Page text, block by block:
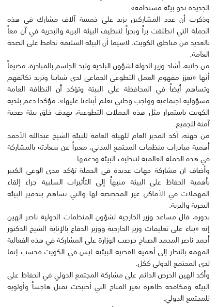
الجديدة نحو بيئة مستدامة».
وذكرت أن عدد المشاركين يزيد على خمسة آلاف مشارك في هذه
الحملة التي انطلقت براً وبحراً لتنظيف البيئة البرية والبحرية في آن معاً
بالعديد من مناطق الكويت، لاسيما أن البيئة السليمة تحافظ على الصحة
العامة.
من جانبه، أشاد وزير الدولة لشؤون البلدية وليد الجاسم بالمبادرة، مضيفاً
أنها «تعزز مفهوم العمل التطوعي الجماعي لدى شبابنا وتزيد تكاتفهم
وتساهم أيضاً في المحافظة على البيئة وتؤكد أن النظافة العامة
مسؤولية اجتماعية وواجب وطني نعلم أبناءنا عليها»، مؤكدا دعم بلدية
الكويت باستمرار مثل هذه الحملات التطوعية، بهدف خلق بيئة صحية
آمنة للجميع.
من جهته، أكد المدير العام للهيئة العامة للبيئة الشيخ عبدالله الأحمد
أهمية مبادرات منظمات المجتمع المدني، معبراً عن سعادته بالمشاركة
في هذه الحملة العالمية لتنظيف البيئة ودعمها.
وأضاف ان مشاركة جهات عديدة في الحملة تؤكد مدى الوعي الكبير
بأهمية الحفاظ على البيئة منبهاً إلى التأثيرات السلبية جراء إلقاء
المهملات في الأماكن غير المخصصة لها والتي تساهم بتدمير البيئة
البحرية والبرية.
بدوره، قال مساعد وزير الخارجية لشؤون المنظمات الدولية ناصر الهين
إنه «بناء على تعليمات وزير الخارجية ووزير الدفاع بالإنابة الشيخ الدكتور
أحمد ناصر المحمد الصباح حرصت الوزارة على المشاركة في هذه الفعالية
المهمة بالنظر إلى أهمية القضية البيئية ليس في الكويت فحسب إنما
لدى المجتمع الدولي ككل.
وأكد الهين الحرص الدائم على مشاركة المجتمع الدولي في الحفاظ على
البيئة ومكافحة ظاهرة تغير المناخ التي أصبحت تمثل هاجساً وأولوية
للمجتمع الدولي.